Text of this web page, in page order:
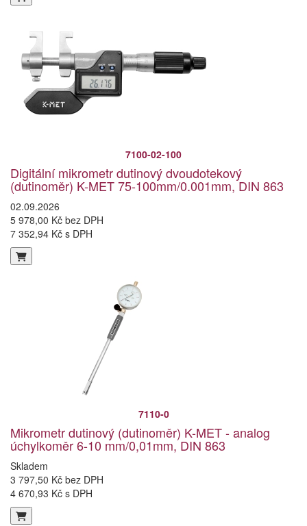
7100-02-100
Digitální mikrometr dutinový dvoudotekový
(dutinoměr) K-MET 75-100mm/0.001mm, DIN 863
02.09.2026
5 978,00 Kč bez DPH
7 352,94 Kč s DPH
7110-0
Mikrometr dutinový (dutinoměr) K-MET - analog
úchylkoměr 6-10 mm/0,01mm, DIN 863
Skladem
3 797,50 Kč bez DPH
4 670,93 Kč s DPH